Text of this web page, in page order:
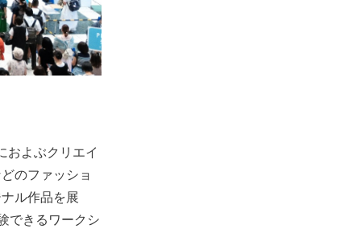
およぶクリエイ
のファッショ
ル作品を展
できるワークシ